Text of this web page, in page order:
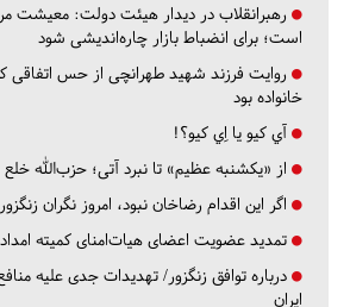
رهبرانقلاب در دیدار هیئت دولت: معیشت
است؛ برای انضباط بازار چاره‌اندیشی شود
روایت فرزند شهید طهرانچی از حس اتفاقی
خانواده بود
آي كيو يا اِي كيو؟!
از «یکشنبه عظیم» تا نبرد آتی؛ حزب‌الله
اگر این اقدام رضاخان نبود، امروز نگران
تمدید عضویت اعضای هیات‌امنای کمیته
درباره توافق زنگزور/ تهدیدات جدی علیه
ایران